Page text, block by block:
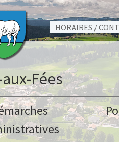
HORAIRES /
Fées